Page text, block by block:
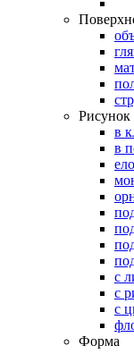
Рисунок
в
в
с
с
с
Форма